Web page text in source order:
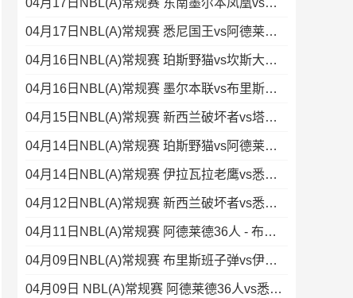
04月17日NBL(A)常规赛 东南墨尔本凤凰vs塔斯马尼亚蚂蚁 录像
04月17日NBL(A)常规赛 悉尼国王vs阿德莱德36人 录像
04月16日NBL(A)常规赛 珀斯野猫vs坎斯大班 录像集锦
04月16日NBL(A)常规赛 墨尔本联vs布里斯班子弹 录像集锦
04月15日NBL(A)常规赛 新西兰破坏者vs塔斯马尼亚蚂蚁 全场录像
04月14日NBL(A)常规赛 珀斯野猫vs阿德莱德36人 录像集锦
04月14日NBL(A)常规赛 伊拉瓦拉老鹰vs悉尼国王 录像
04月12日NBL(A)常规赛 新西兰破坏者vs悉尼国王 录像集锦
04月11日NBL(A)常规赛 阿德莱德36人 - 布里斯班子弹 录像集锦
04月09日NBL(A)常规赛 布里斯班子弹vs伊拉瓦拉老鹰 录像
04月09日 NBL(A)常规赛 阿德莱德36人vs悉尼国王 录像